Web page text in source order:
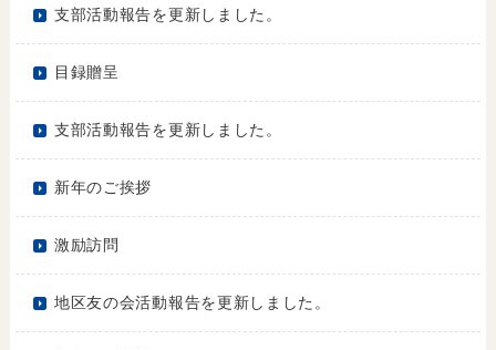
支部活動報告を更新しました。
目録贈呈
支部活動報告を更新しました。
新年のご挨拶
激励訪問
地区友の会活動報告を更新しました。